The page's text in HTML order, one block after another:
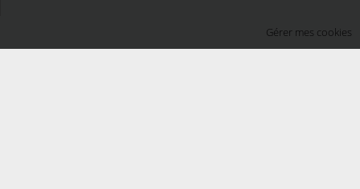
Gérer mes cookies